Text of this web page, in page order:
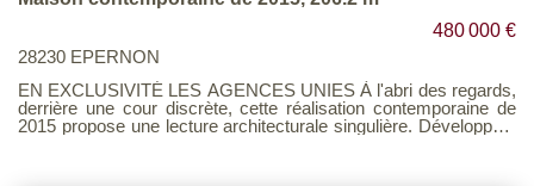
480 000 €
28230 EPERNON
EN EXCLUSIVITÉ LES AGENCES UNIES À l'abri des regards,
derrière une cour discrète, cette réalisation contemporaine de
2015 propose une lecture architecturale singulière. Développant